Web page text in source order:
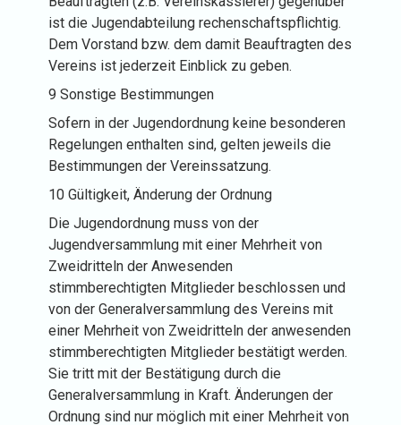
ist die Jugendabteilung rechenschaftspflichtig.
Dem Vorstand bzw. dem damit Beauftragten des
Vereins ist jederzeit Einblick zu geben.
9 Sonstige Bestimmungen
Sofern in der Jugendordnung keine besonderen
Regelungen enthalten sind, gelten jeweils die
Bestimmungen der Vereinssatzung.
10 Gültigkeit, Änderung der Ordnung
Die Jugendordnung muss von der
Jugendversammlung mit einer Mehrheit von
Zweidritteln der Anwesenden
stimmberechtigten Mitglieder beschlossen und
von der Generalversammlung des Vereins mit
einer Mehrheit von Zweidritteln der anwesenden
stimmberechtigten Mitglieder bestätigt werden.
Sie tritt mit der Bestätigung durch die
Generalversammlung in Kraft. Änderungen der
Ordnung sind nur möglich mit einer Mehrheit von